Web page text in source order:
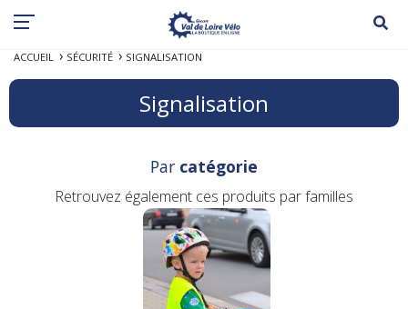
ACCUEIL SÉCURITÉ SIGNALISATION
Signalisation
Par catégorie
Retrouvez également ces produits par familles